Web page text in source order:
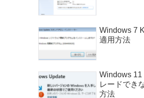
Windows 7
適用方法
Windows
レードでき
方法